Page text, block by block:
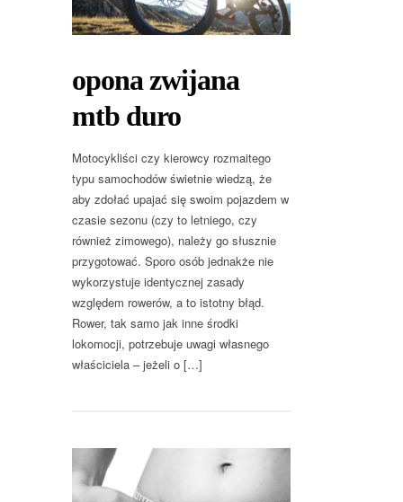
opona zwijana
mtb duro
Motocykliści czy kierowcy rozmaitego
typu samochodów świetnie wiedzą, że
aby zdołać upajać się swoim pojazdem w
czasie sezonu (czy to letniego, czy
również zimowego), należy go słusznie
przygotować. Sporo osób jednakże nie
wykorzystuje identycznej zasady
względem rowerów, a to istotny błąd.
Rower, tak samo jak inne środki
lokomocji, potrzebuje uwagi własnego
właściciela – jeżeli o […]